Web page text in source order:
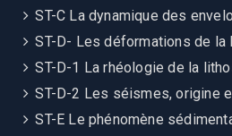
ST-C La dynamique des
ST-D- Les déformations de la
ST-D-1 La rhéologie de la
ST-D-2 Les séismes, origine
ST-E Le phénomène